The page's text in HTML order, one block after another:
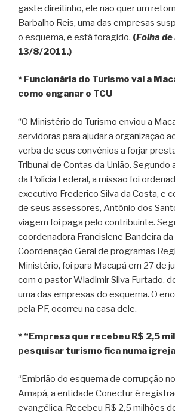
gaste direitinho, ele não quer um
Barbalho Reis, uma das empresas
o esquema, e está foragido. (Folha de
13/8/2011.)
* Funcionária do Turismo vai a
como enganar o TCU
“O Ministério do Turismo enviou a
servidoras para ajudar a organização
verba de seus convênios a forjar
Tribunal de Contas da União.
da Polícia Federal, a missão foi
executivo Frederico Silva da Costa, e
de seus assessores, Antônio dos
viagem foi paga pelo contribuinte.
coordenadora Francislene Bandeira da
Coordenação Geral de programas
Ministério, foi para Macapá em 27 de
com o pastor Wladimir Silva Furtado,
uma das empresas do esquema. O
pela PF, ocorreu na casa dele.
* “Empresa que recebeu R$ 2,5
pesquisar turismo fica numa
“Embrião do esquema de corrupção
Amapá, a entidade Conectur é
evangélica. Recebeu R$ 2,5 milhões